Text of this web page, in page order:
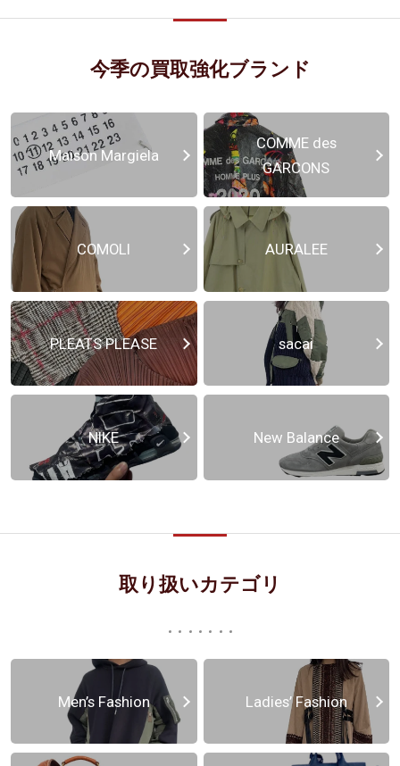
今季の買取強化ブランド
Maison Margiela
COMME des
GARCONS
COMOLI AURALEE
PLEATS PLEASE sacai
NIKE New Balance
取り扱いカテゴリ
Men’s Fashion Ladies’ Fashion